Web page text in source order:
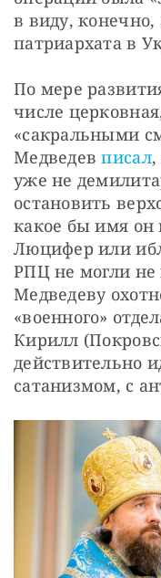
в виду, конечно,
патриархата в
По мере
числе
«сакральными
Медведев писал,
уже не
остановить
какое бы имя он
Люцифер или
РПЦ не могли не
Медведеву
«военного»
Кирилл
действительно
сатанизмом, с